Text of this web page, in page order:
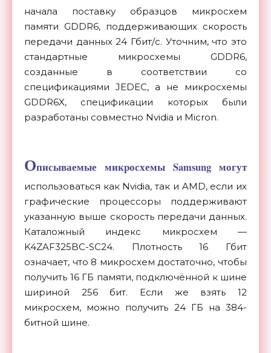
начала поставку образцов микросхем
памяти GDDR6, поддерживающих скорость
передачи данных 24 Гбит/с. Уточним, что это
стандартные микросхемы GDDR6,
созданные в соответствии со
спецификациями JEDEC, а не микросхемы
GDDR6X, спецификации которых были
разработаны совместно Nvidia и Micron.
Описываемые микросхемы Samsung могут
использоваться как Nvidia, так и AMD, если их
графические процессоры поддерживают
указанную выше скорость передачи данных.
Каталожный индекс микросхем —
K4ZAF325BC-SC24. Плотность 16 Гбит
означает, что 8 микросхем достаточно, чтобы
получить 16 ГБ памяти, подключённой к шине
шириной 256 бит. Если же взять 12
микросхем, можно получить 24 ГБ на 384-
битной шине.